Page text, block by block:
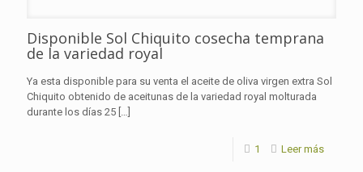
Disponible Sol Chiquito cosecha temprana
de la variedad royal
Ya esta disponible para su venta el aceite de oliva virgen extra Sol
Chiquito obtenido de aceitunas de la variedad royal molturada
durante los días 25 […]
1 Leer más